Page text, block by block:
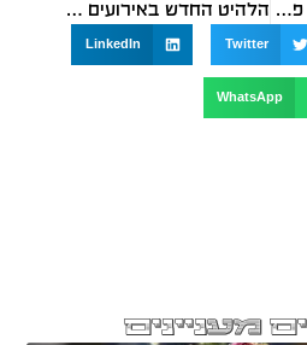
דוכן קינוחים לאירועים פרווה הלהיט החדש באירועים – דוכן בוריקה
Twitter
LinkedIn
WhatsApp
מעניינים